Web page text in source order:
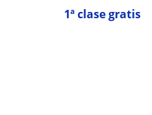
1ª clase gratis